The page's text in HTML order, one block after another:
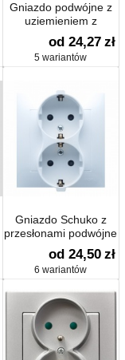
Gniazdo podwójne z
uziemieniem z
przesłonami
od 24,27 zł
5 wariantów
Gniazdo Schuko z
przesłonami podwójne
16 A
od 24,50 zł
6 wariantów